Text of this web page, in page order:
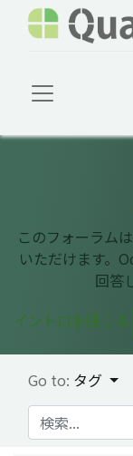
このフォーラム
いただけます。
回答
イントロを閉じる
Go to: タグ